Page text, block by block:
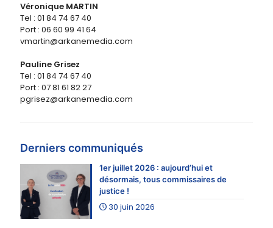
Véronique MARTIN
Tel : 01 84 74 67 40
Port : 06 60 99 41 64
vmartin@arkanemedia.com
Pauline Grisez
Tel : 01 84 74 67 40
Port : 07 81 61 82 27
pgrisez@arkanemedia.com
Derniers communiqués
1er juillet 2026 : aujourd’hui et
désormais, tous commissaires de
justice !
30 juin 2026